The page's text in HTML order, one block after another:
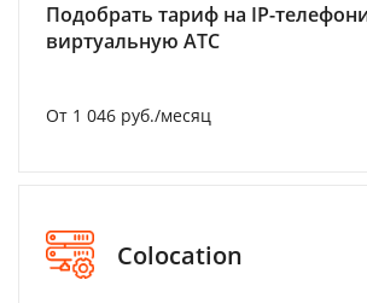
Подобрать тариф на IP-
виртуальную АТС
От 1 046 руб./месяц
Colocation